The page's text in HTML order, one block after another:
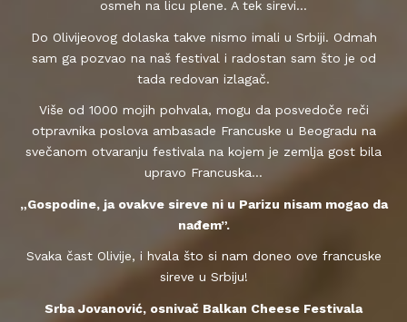
osmeh na licu plene. A tek sirevi...
Do Olivijeovog dolaska takve nismo imali u Srbiji. Odmah
sam ga pozvao na naš festival i radostan sam što je od
tada redovan izlagač.
Više od 1000 mojih pohvala, mogu da posvedoče reči
otpravnika poslova ambasade Francuske u Beogradu na
svečanom otvaranju festivala na kojem je zemlja gost bila
upravo Francuska…
„Gospodine, ja ovakve sireve ni u Parizu nisam mogao da
nađem”.
Svaka čast Olivije, i hvala što si nam doneo ove francuske
sireve u Srbiju!
Srba Jovanović, osnivač Balkan Cheese Festivala